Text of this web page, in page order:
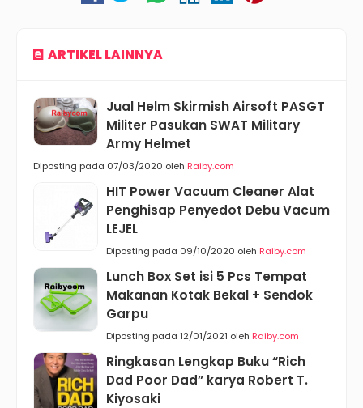
ARTIKEL LAINNYA
Jual Helm Skirmish Airsoft PASGT
Militer Pasukan SWAT Military
Army Helmet
Diposting pada 07/03/2020 oleh Raiby.com
HIT Power Vacuum Cleaner Alat
Penghisap Penyedot Debu Vacum
LEJEL
Diposting pada 09/10/2020 oleh Raiby.com
Lunch Box Set isi 5 Pcs Tempat
Makanan Kotak Bekal + Sendok
Garpu
Diposting pada 12/01/2021 oleh Raiby.com
Ringkasan Lengkap Buku “Rich
Dad Poor Dad” karya Robert T.
Kiyosaki